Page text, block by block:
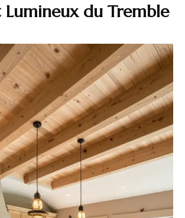
Lumineux du Tremble